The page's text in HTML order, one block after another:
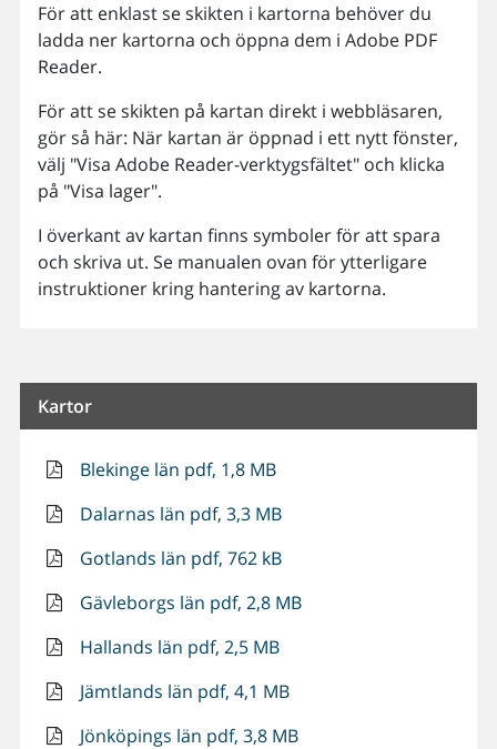
För att enklast se skikten i kartorna behöver du
ladda ner kartorna och öppna dem i Adobe PDF
Reader.
För att se skikten på kartan direkt i webbläsaren,
gör så här: När kartan är öppnad i ett nytt fönster,
välj "Visa Adobe Reader-verktygsfältet" och klicka
på "Visa lager".
I överkant av kartan finns symboler för att spara
och skriva ut. Se manualen ovan för ytterligare
instruktioner kring hantering av kartorna.
Kartor
Blekinge län pdf, 1,8 MB
Dalarnas län pdf, 3,3 MB
Gotlands län pdf, 762 kB
Gävleborgs län pdf, 2,8 MB
Hallands län pdf, 2,5 MB
Jämtlands län pdf, 4,1 MB
Jönköpings län pdf, 3,8 MB